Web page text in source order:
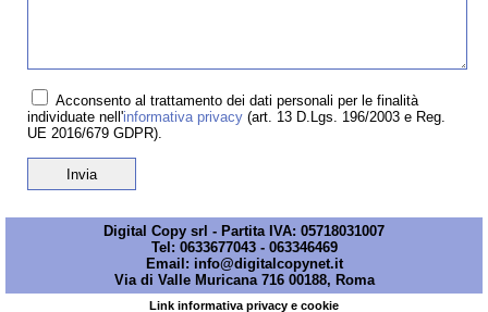
Acconsento al trattamento dei dati personali per le finalità
individuate nell'informativa privacy (art. 13 D.Lgs. 196/2003 e Reg.
UE 2016/679 GDPR).
Digital Copy srl - Partita IVA: 05718031007
Tel: 0633677043 - 063346469
Email: info@digitalcopynet.it
Via di Valle Muricana 716 00188, Roma
Link informativa privacy e cookie